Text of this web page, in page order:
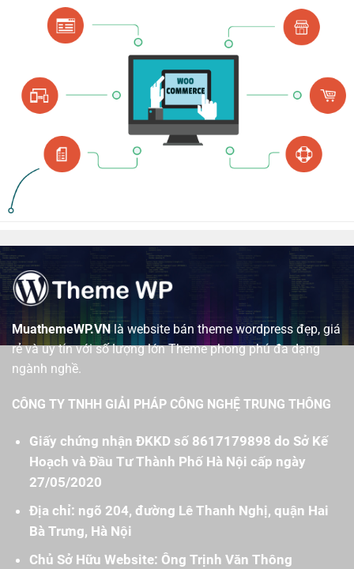
MuathemeWP.VNlà website bán theme wordpress đẹp, giá
rẻ và uy tín với số lượng lớn Theme phong phú đa dạng
ngành nghề.
CÔNG TY TNHH GIẢI PHÁP CÔNG NGHỆ TRUNG THÔNG
Giấy chứng nhận ĐKKD số 8617179898 do Sở Kế
Hoạch và Đầu Tư Thành Phố Hà Nội cấp ngày
27/05/2020
Địa chỉ: ngõ 204, đường Lê Thanh Nghị, quận Hai
Bà Trưng, Hà Nội
Chủ Sở Hữu Website: Ông Trịnh Văn Thông